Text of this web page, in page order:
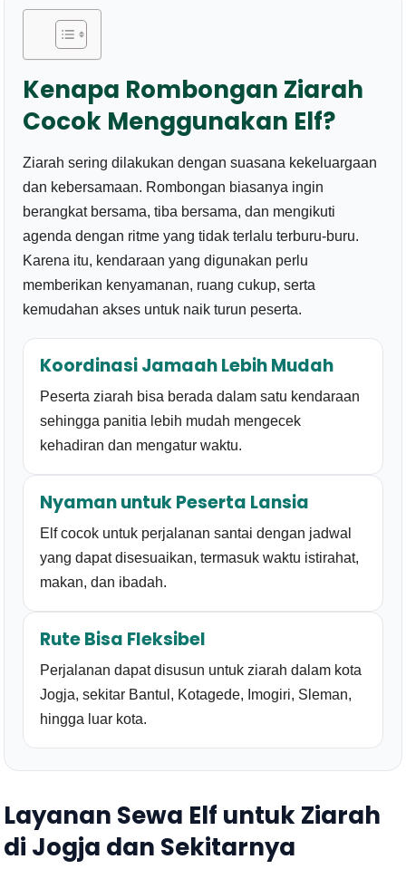
Kenapa Rombongan Ziarah
Cocok Menggunakan Elf?
Ziarah sering dilakukan dengan suasana kekeluargaan
dan kebersamaan. Rombongan biasanya ingin
berangkat bersama, tiba bersama, dan mengikuti
agenda dengan ritme yang tidak terlalu terburu-buru.
Karena itu, kendaraan yang digunakan perlu
memberikan kenyamanan, ruang cukup, serta
kemudahan akses untuk naik turun peserta.
Koordinasi Jamaah Lebih Mudah
Peserta ziarah bisa berada dalam satu kendaraan
sehingga panitia lebih mudah mengecek
kehadiran dan mengatur waktu.
Nyaman untuk Peserta Lansia
Elf cocok untuk perjalanan santai dengan jadwal
yang dapat disesuaikan, termasuk waktu istirahat,
makan, dan ibadah.
Rute Bisa Fleksibel
Perjalanan dapat disusun untuk ziarah dalam kota
Jogja, sekitar Bantul, Kotagede, Imogiri, Sleman,
hingga luar kota.
Layanan Sewa Elf untuk Ziarah
di Jogja dan Sekitarnya